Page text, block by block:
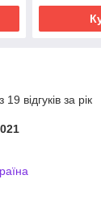
відгуків за рік